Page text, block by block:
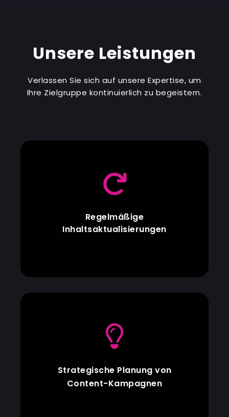
Unsere Leistungen
Verlassen Sie sich auf unsere Expertise, um
Ihre Zielgruppe kontinuierlich zu begeistern.
Regelmäßige
Inhaltsaktualisierungen
Strategische Planung von
Content-Kampagnen